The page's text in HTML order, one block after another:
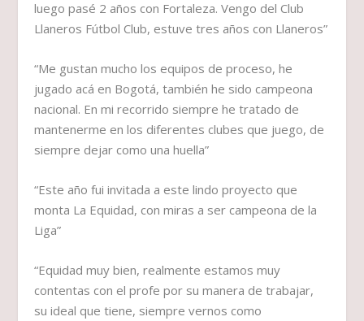
luego pasé 2 años con Fortaleza. Vengo del Club
Llaneros Fútbol Club, estuve tres años con Llaneros”
“Me gustan mucho los equipos de proceso, he
jugado acá en Bogotá, también he sido campeona
nacional. En mi recorrido siempre he tratado de
mantenerme en los diferentes clubes que juego, de
siempre dejar como una huella”
“Este año fui invitada a este lindo proyecto que
monta La Equidad, con miras a ser campeona de la
Liga”
“Equidad muy bien, realmente estamos muy
contentas con el profe por su manera de trabajar,
su ideal que tiene, siempre vernos como